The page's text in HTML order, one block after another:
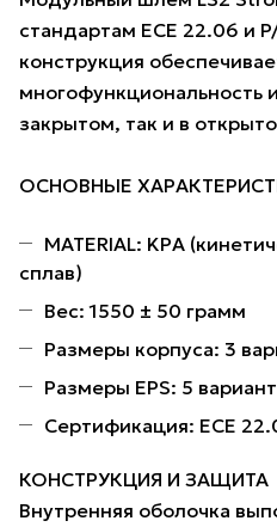
стандартам ECE 22.06 и
конструкция
многофункциональность
закрытом, так и в
ОСНОВНЫЕ
MATERIAL: KPA
сплав)
Вес: 1550 ± 50 грамм
Размеры корпуса: 3
Размеры EPS: 5
Сертификация: ECE
КОНСТРУКЦИЯ И ЗАЩИТА
Внутренняя оболочка